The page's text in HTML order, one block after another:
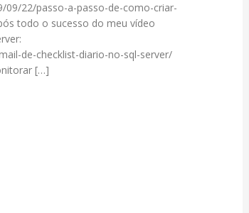
09/22/passo-a-passo-de-como-criar-
todo o sucesso do meu vídeo
de-checklist-diario-no-sql-server/
[…]